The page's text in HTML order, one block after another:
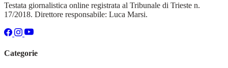
Testata giornalistica online registrata al Tribunale di Trieste n.
17/2018. Direttore responsabile: Luca Marsi.
Categorie